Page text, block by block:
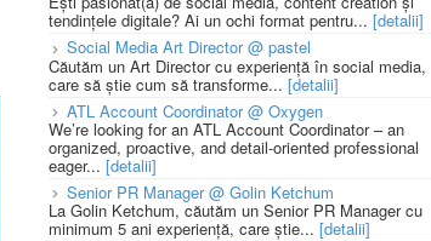
tendințele digitale? Ai un ochi format pentru... [detalii]
Social Media Art Director @ pastel
Căutăm un Art Director cu experiență în social media,
care să știe cum să transforme... [detalii]
ATL Account Coordinator @ Oxygen
We’re looking for an ATL Account Coordinator – an
organized, proactive, and detail-oriented professional
eager... [detalii]
Senior PR Manager @ Golin Ketchum
La Golin Ketchum, căutăm un Senior PR Manager cu
minimum 5 ani experiență, care știe... [detalii]